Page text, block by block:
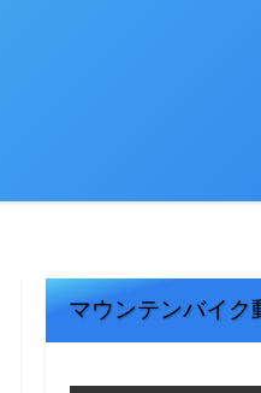
マウンテンバイク